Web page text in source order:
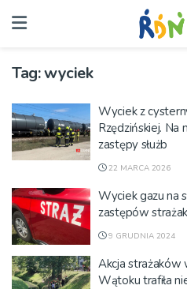
Tag:wyciek
Wyciek z
Rzędzińskiej. Na
zastępy służb
22 MARCA 2026
Wyciek gazu na
zastępów
9 GRUDNIA 2024
Akcja strażaków
Wątoku trafiła